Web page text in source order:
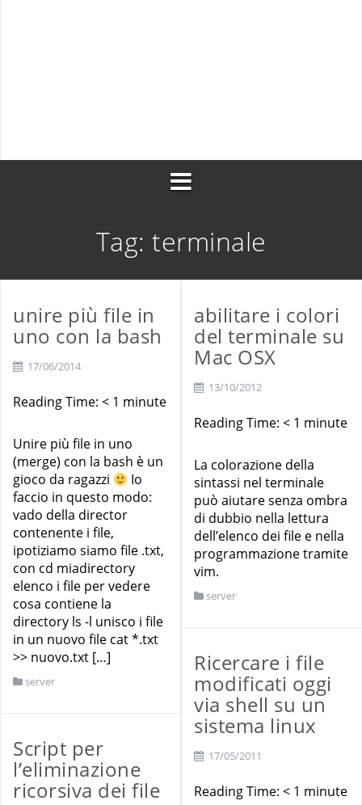
Tag: terminale
unire più file in
uno con la bash
17/06/2014
Reading Time: < 1 minute
Unire più file in uno
(merge) con la bash è un
gioco da ragazzi
Io
faccio in questo modo:
vado della director
contenente i file,
ipotiziamo siamo file .txt,
con cd miadirectory
elenco i file per vedere
cosa contiene la
directory ls -l unisco i file
in un nuovo file cat *.txt
>> nuovo.txt […]
server
abilitare i colori
del terminale su
Mac OSX
13/10/2012
Reading Time: < 1 minute
La colorazione della
sintassi nel terminale
può aiutare senza ombra
di dubbio nella lettura
dell’elenco dei file e nella
programmazione tramite
vim.
server
Ricercare i file
modificati oggi
via shell su un
sistema linux
17/05/2011
Reading Time: < 1 minute
Script per
l’eliminazione
ricorsiva dei file